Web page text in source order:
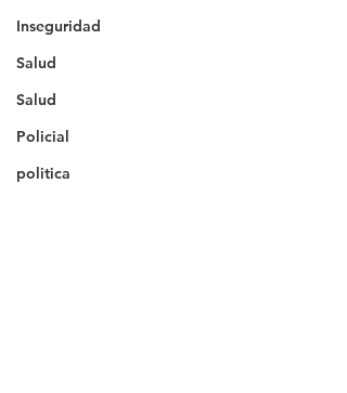
Inseguridad
Salud
Salud
Policial
politica